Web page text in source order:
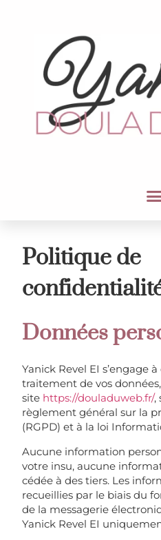
Politique de
Données
Yanick Revel EI s’engage
traitement de vos
site https://douladuweb.fr/,
règlement général sur la
(RGPD) et à la loi
Aucune information
votre insu, aucune
cédée à des tiers. Les
recueillies par le biais du
de la messagerie
Yanick Revel EI